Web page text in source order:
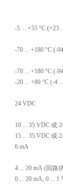
-5 ... +55 °C (+23
-70 ... +180 °C (-
-70 ... +180 °C (-
-20 ... +80 °C (-4
24 VDC
10 ... 35 VDC 或
15 ... 35 VDC 或
6 mA
4 ... 20 mA (回路
0 ... 20 mA, 0 ... 1